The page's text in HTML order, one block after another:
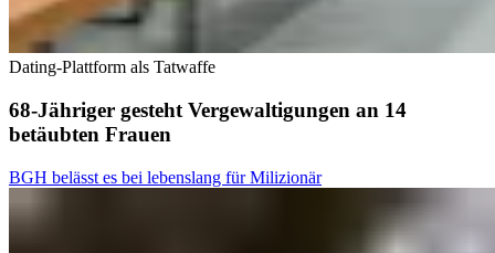
Dating-Plattform als Tatwaffe
68-Jähriger gesteht Vergewaltigungen an 14
betäubten Frauen
BGH belässt es bei lebenslang für Milizionär